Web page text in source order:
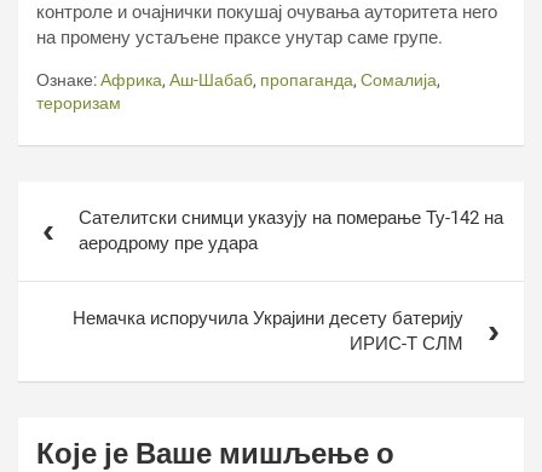
контроле и очајнички покушај очувања ауторитета него
на промену устаљене праксе унутар саме групе.
Ознаке:Африка, Аш-Шабаб, пропаганда, Сомалија,
тероризам
чланкаСателитски снимци указују на померање Ту-142 на
аеродрому пре удара
Немачка испоручила Украјини десету батерију
ИРИС-Т СЛМ
Које је Ваше мишљење о